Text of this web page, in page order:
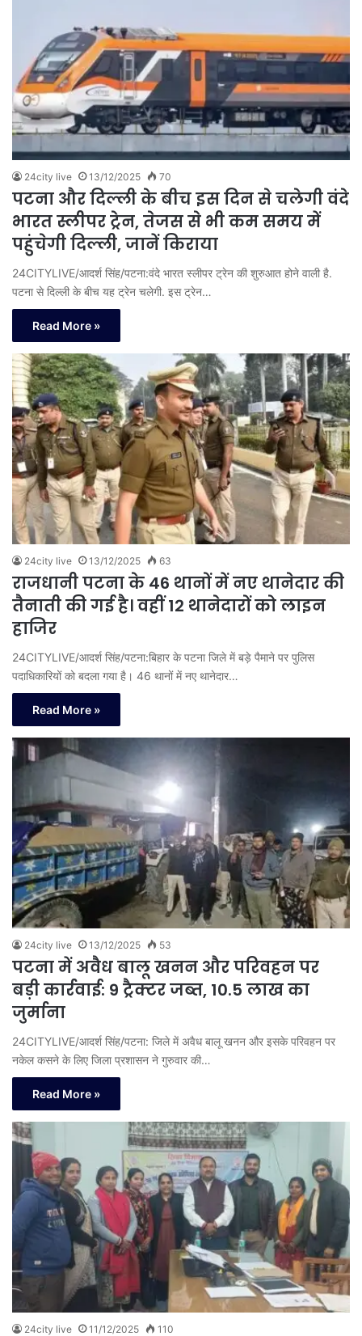
24city live 13/12/2025 70
पटना और दिल्ली के बीच इस दिन से चलेगी वंदे
भारत स्लीपर ट्रेन, तेजस से भी कम समय में
पहुंचेगी दिल्ली, जानें किराया
24CITYLIVE/आदर्श सिंह/पटना:वंदे भारत स्लीपर ट्रेन की शुरुआत होने वाली है.
पटना से दिल्ली के बीच यह ट्रेन चलेगी. इस ट्रेन…
Read More »
24city live 13/12/2025 63
राजधानी पटना के 46 थानों में नए थानेदार की
तैनाती की गई है। वहीं 12 थानेदारों को लाइन
हाजिर
24CITYLIVE/आदर्श सिंह/पटना:बिहार के पटना जिले में बड़े पैमाने पर पुलिस
पदाधिकारियों को बदला गया है। 46 थानों में नए थानेदार…
Read More »
24city live 13/12/2025 53
पटना में अवैध बालू खनन और परिवहन पर
बड़ी कार्रवाई: 9 ट्रैक्टर जब्त, 10.5 लाख का
जुर्माना
24CITYLIVE/आदर्श सिंह/पटना: जिले में अवैध बालू खनन और इसके परिवहन पर
नकेल कसने के लिए जिला प्रशासन ने गुरुवार की…
Read More »
24city live 11/12/2025 110